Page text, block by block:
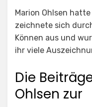
Marion Ohlsen
zeichnete sich
Können aus und
ihr viele
Die
Ohlsen zur